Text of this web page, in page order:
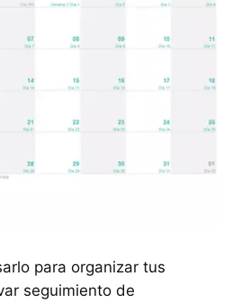
para organizar tus
seguimiento de